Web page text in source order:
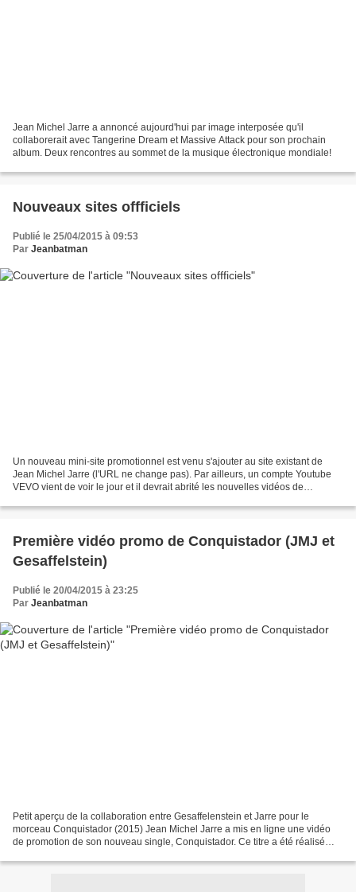
Jean Michel Jarre a annoncé aujourd'hui par image interposée qu'il
collaborerait avec Tangerine Dream et Massive Attack pour son prochain
album. Deux rencontres au sommet de la musique électronique mondiale!
Nouveaux sites offficiels
Publié le 25/04/2015 à 09:53
Par Jeanbatman
Un nouveau mini-site promotionnel est venu s'ajouter au site existant de
Jean Michel Jarre (l'URL ne change pas). Par ailleurs, un compte Youtube
VEVO vient de voir le jour et il devrait abrité les nouvelles vidéos de
Première vidéo promo de Conquistador (JMJ et
Gesaffelstein)
Publié le 20/04/2015 à 23:25
Par Jeanbatman
Petit aperçu de la collaboration entre Gesaffelenstein et Jarre pour le
morceau Conquistador (2015) Jean Michel Jarre a mis en ligne une vidéo
de promotion de son nouveau single, Conquistador. Ce titre a été réalisé